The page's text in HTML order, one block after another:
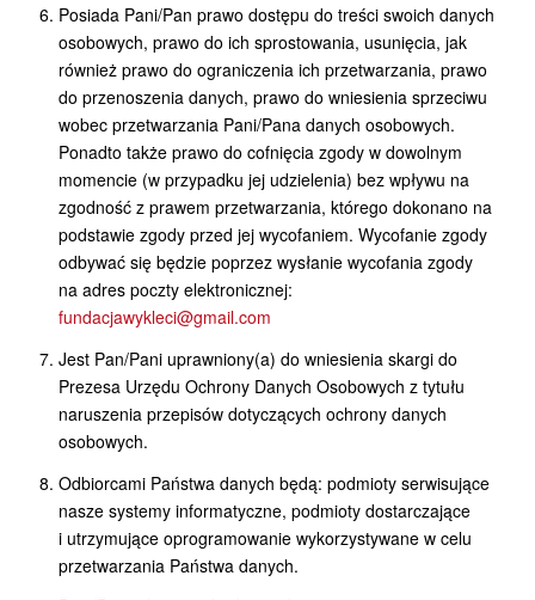
Posiada Pani/Pan prawo dostępu do treści swoich danych
osobowych, prawo do ich sprostowania, usunięcia, jak
również prawo do ograniczenia ich przetwarzania, prawo
do przenoszenia danych, prawo do wniesienia sprzeciwu
wobec przetwarzania Pani/Pana danych osobowych.
Ponadto także prawo do cofnięcia zgody w dowolnym
momencie (w przypadku jej udzielenia) bez wpływu na
zgodność z prawem przetwarzania, którego dokonano na
podstawie zgody przed jej wycofaniem. Wycofanie zgody
odbywać się będzie poprzez wysłanie wycofania zgody
na adres poczty elektronicznej:
fundacjawykleci@gmail.com
Jest Pan/Pani uprawniony(a) do wniesienia skargi do
Prezesa Urzędu Ochrony Danych Osobowych z tytułu
naruszenia przepisów dotyczących ochrony danych
osobowych.
Odbiorcami Państwa danych będą: podmioty serwisujące
nasze systemy informatyczne, podmioty dostarczające
i utrzymujące oprogramowanie wykorzystywane w celu
przetwarzania Państwa danych.